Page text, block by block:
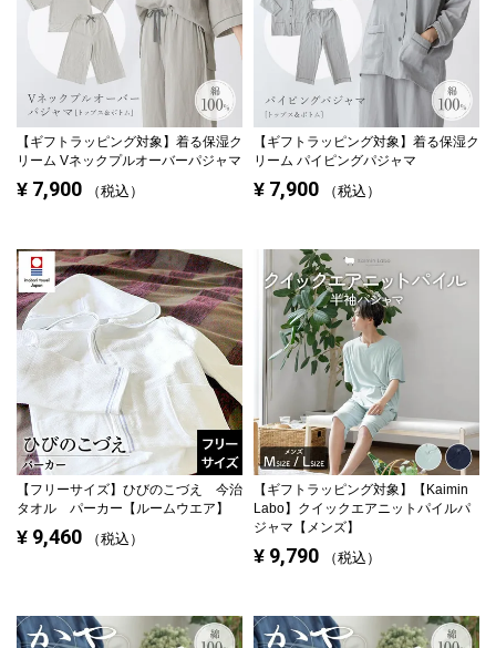
【ギフトラッピング対象】 着る保湿ク
リーム Vネックプルオーバーパジャマ
¥ 7,900 税込
【ギフトラッピング対象】 着る保湿ク
リーム パイピングパジャマ
¥ 7,900 税込
【フリーサイズ】 ひびのこづえ 今治
タオル パーカー【ルームウエア】
¥ 9,460 税込
【ギフトラッピング対象】
【Kaimin
Labo】クイックエアニットパイルパ
ジャマ【メンズ】
¥ 9,790 税込